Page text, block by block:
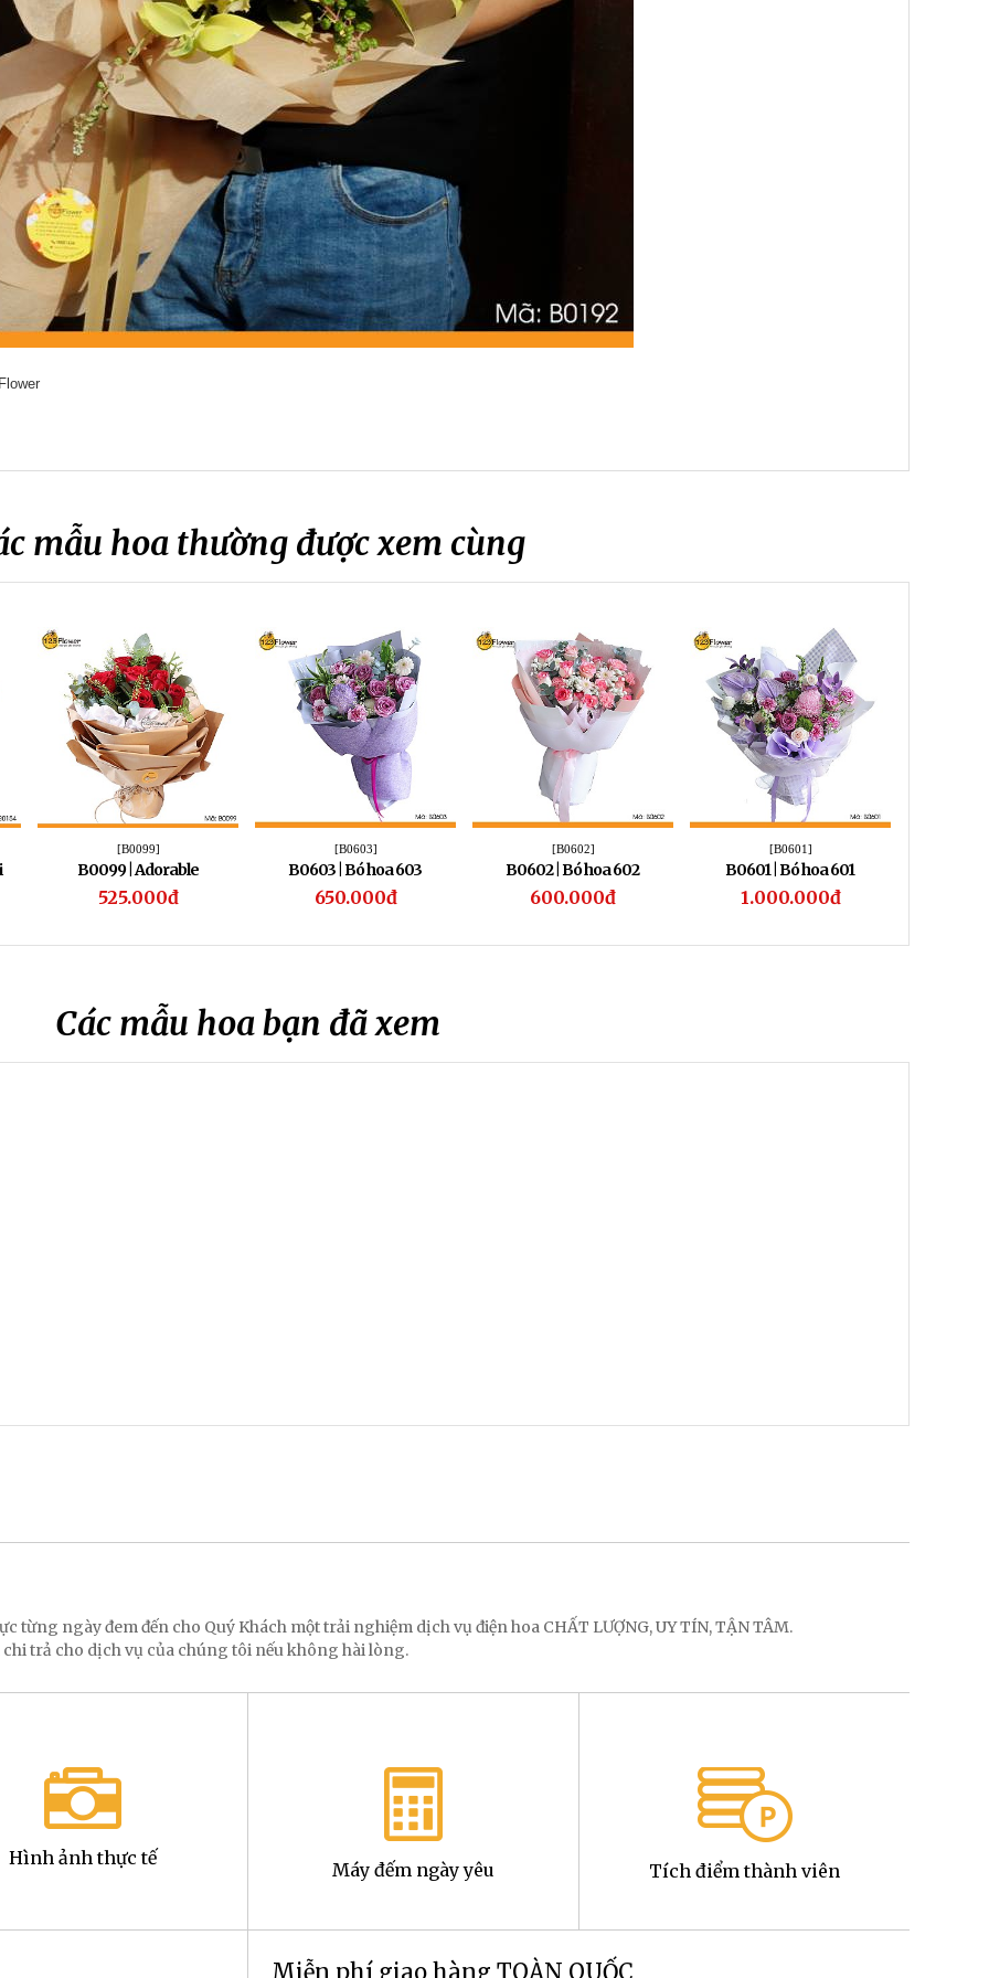
mẫu hoa thường được xem cùng
[B0099]
B0099 | Adorable
525.000đ
[B0603]
B0603 | Bó hoa 603
650.000đ
[B0602]
B0602 | Bó hoa 602
600.000đ
[B0601]
B0601 | Bó hoa 601
1.000.000đ
Các mẫu hoa bạn đã xem
từng ngày đem đến cho Quý Khách một trải nghiệm dịch vụ điện hoa CHẤT LƯỢNG, UY TÍN, TẬN TÂM.
chi trả cho dịch vụ của chúng tôi nếu không hài lòng.
Hình ảnh thực tế
Máy đếm ngày yêu Tích điểm thành viên
Miễn phí giao hàng TOÀN QUỐC